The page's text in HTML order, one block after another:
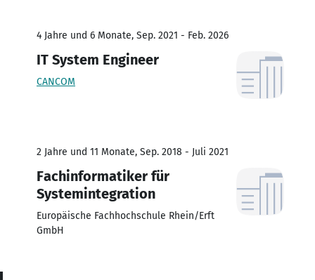
4 Jahre und 6 Monate, Sep. 2021 - Feb. 2026
IT System Engineer
CANCOM
2 Jahre und 11 Monate, Sep. 2018 - Juli 2021
Fachinformatiker für
Systemintegration
Europäische Fachhochschule Rhein/Erft
GmbH